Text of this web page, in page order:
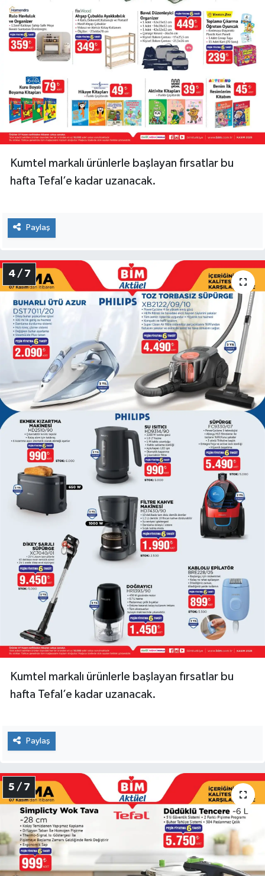
Kumtel markalı ürünlerle başlayan fırsatlar bu
hafta Tefal’e kadar uzanacak.
Paylaş
4 / 7
Kumtel markalı ürünlerle başlayan fırsatlar bu
hafta Tefal’e kadar uzanacak.
Paylaş
5 / 7